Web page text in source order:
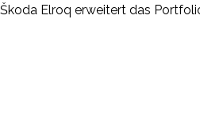
Elroq erweitert das